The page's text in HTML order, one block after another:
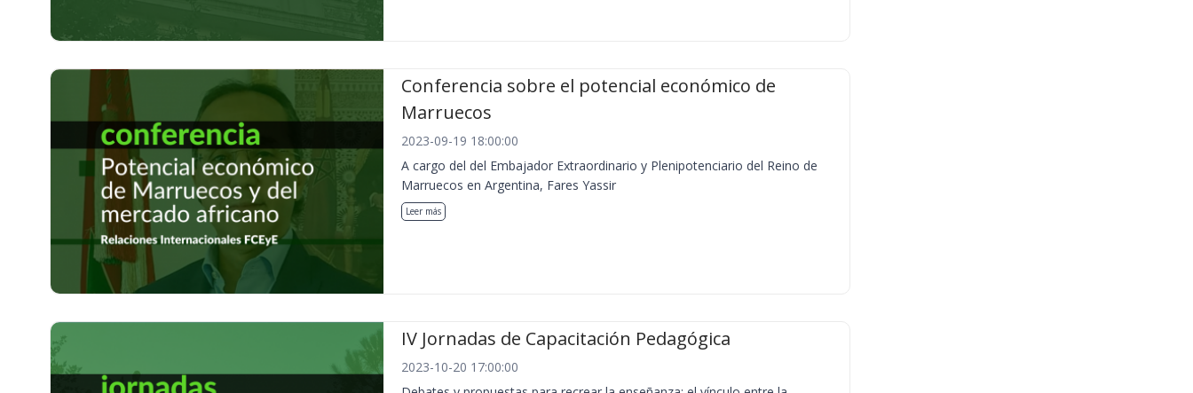
Conferencia sobre el potencial económico de
Marruecos
2023-09-19 18:00:00
A cargo del del Embajador Extraordinario y Plenipotenciario del Reino de
Marruecos en Argentina, Fares Yassir
Leer más
IV Jornadas de Capacitación Pedagógica
2023-10-20 17:00:00